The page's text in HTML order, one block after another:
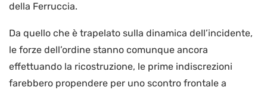
della Ferruccia.
Da quello che è trapelato sulla dinamica dell’incidente,
le forze dell’ordine stanno comunque ancora
effettuando la ricostruzione, le prime indiscrezioni
farebbero propendere per uno scontro frontale a